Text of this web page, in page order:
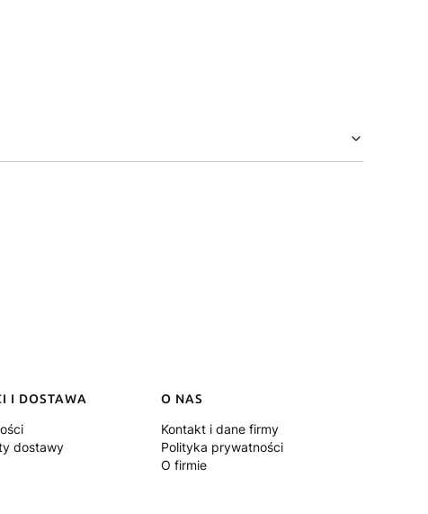
I DOSTAWA
dostawy
O NAS
Kontakt i dane firmy
Polityka prywatności
O firmie